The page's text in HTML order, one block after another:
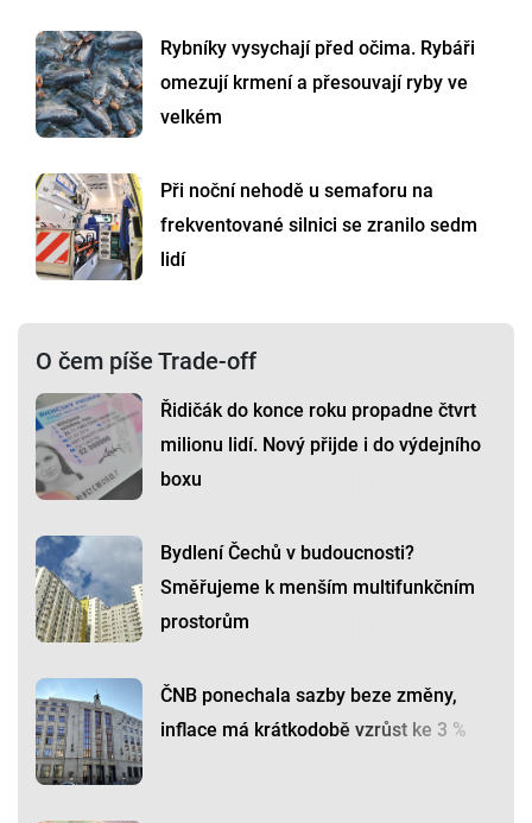
Rybníky vysychají před očima. Rybáři
omezují krmení a přesouvají ryby ve
velkém
Při noční nehodě u semaforu na
frekventované silnici se zranilo sedm
lidí
O čem píše Trade-off
Řidičák do konce roku propadne čtvrt
milionu lidí. Nový přijde i do výdejního
boxu
Bydlení Čechů v budoucnosti?
Směřujeme k menším multifunkčním
prostorům
ČNB ponechala sazby beze změny,
inflace má krátkodobě vzrůst ke 3 %